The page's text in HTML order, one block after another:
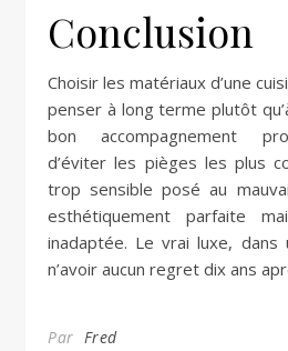
Conclusion
Choisir les matériaux d’une
penser à long terme plutôt
bon accompagnement
d’éviter les pièges les plus
trop sensible posé au
esthétiquement parfaite
inadaptée. Le vrai luxe, dans
n’avoir aucun regret dix ans
Par Fred